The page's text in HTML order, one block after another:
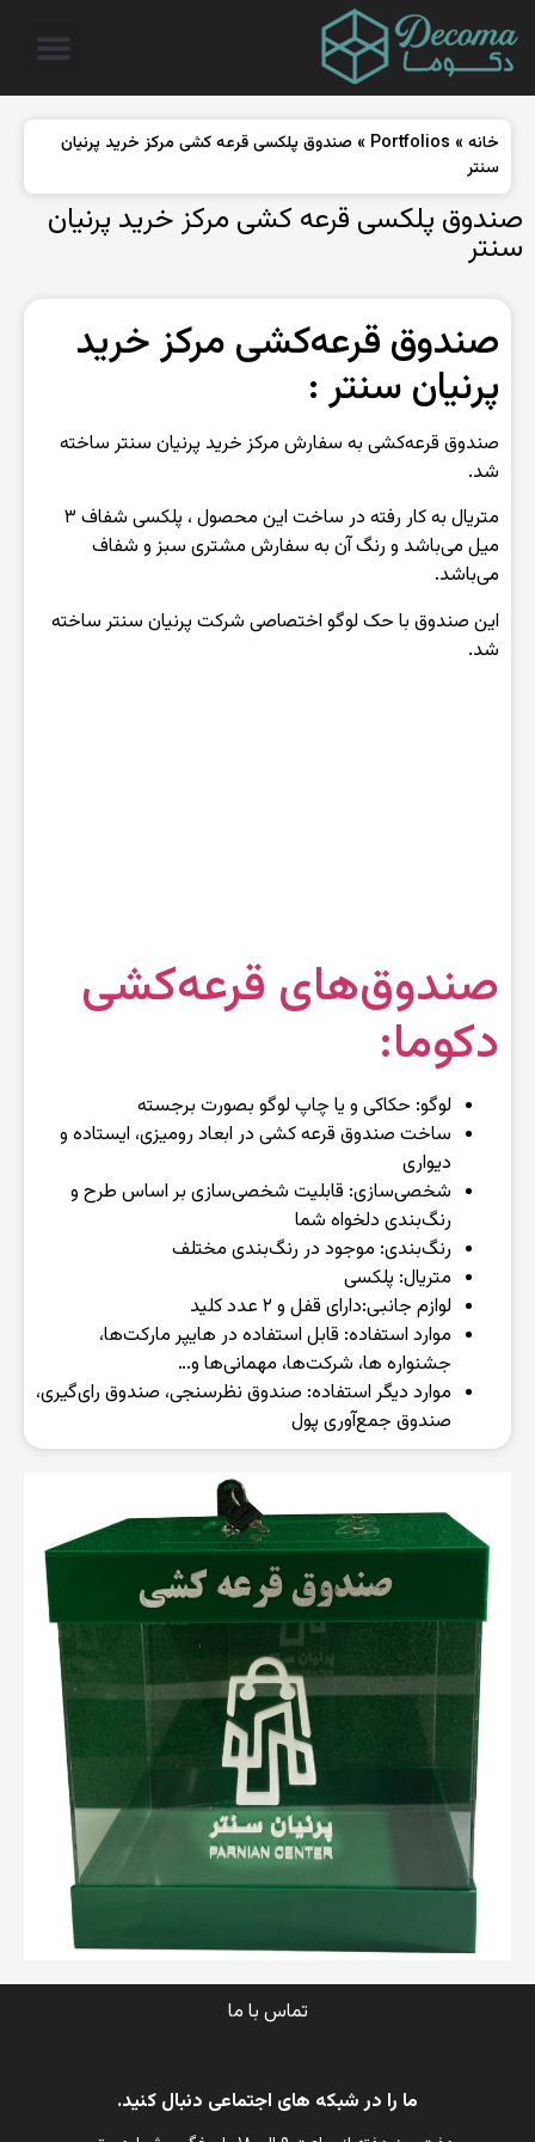
خانه »
Portfolios
» صندوق پلکسی قرعه کشی مرکز خرید پرنیان
سنتر
صندوق پلکسی قرعه کشی مرکز خرید پرنیان
سنتر
صندوق قرعه‌کشی مرکز خرید
پرنیان سنتر :
صندوق قرعه‌کشی به سفارش مرکز خرید پرنیان سنتر ساخته
شد.
متریال به کار رفته در ساخت این محصول ، پلکسی شفاف ۳
میل می‌باشد و رنگ آن به سفارش مشتری سبز و شفاف
می‌باشد.
این صندوق با حک لوگو اختصاصی شرکت پرنیان سنتر ساخته
شد.
صندوق‌های قرعه‌کشی
دکوما:
لوگو: حکاکی و یا چاپ لوگو بصورت برجسته
ساخت صندوق قرعه کشی در ابعاد رومیزی، ایستاده و
دیواری
شخصی‌سازی: قابلیت شخصی‌سازی بر اساس طرح و
رنگ‌بندی دلخواه شما
رنگ‌بندی: موجود در رنگ‌بندی مختلف
متریال: پلکسی
لوازم جانبی:‌دارای قفل و ۲ عدد کلید
موارد استفاده: قابل استفاده در هایپر مارکت‌ها،
جشنواره ها، شرکت‌ها، مهمانی‌ها و…
موارد دیگر استفاده: صندوق نظرسنجی، صندوق رای‌گیری،
صندوق جمع‌آوری پول
تماس با ما
ما را در شبکه های اجتماعی دنبال کنید.